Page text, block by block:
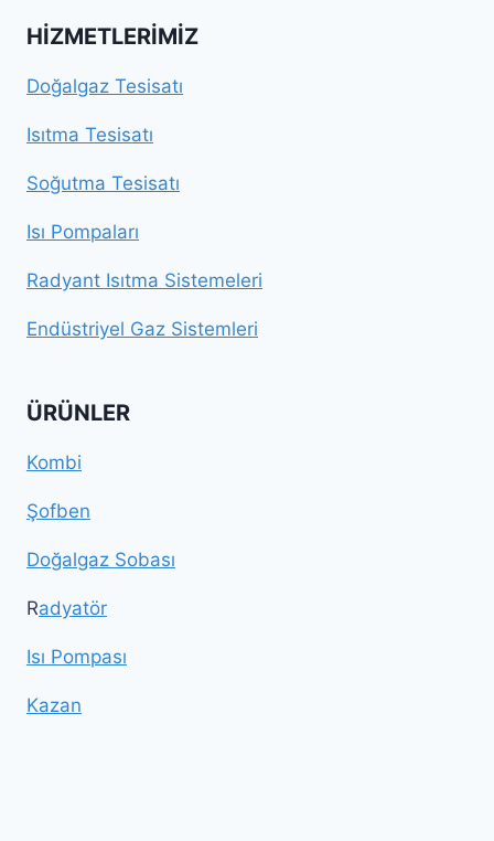
HIZMETLERIMIZ
Doğalgaz Tesisatı
Isıtma Tesisatı
Soğutma Tesisatı
Isı Pompaları
Radyant Isıtma Sistemeleri
Endüstriyel Gaz Sistemleri
ÜRÜNLER
Kombi
Şofben
Doğalgaz Sobası
Radyatör
Isı Pompası
Kazan